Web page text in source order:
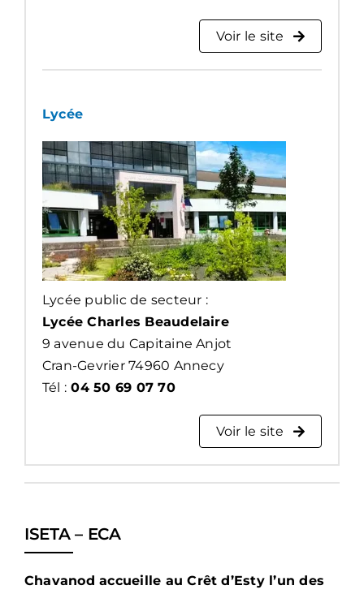
Voir le site
Lycée
Lycée public de secteur :
Lycée Charles Beaudelaire
9 avenue du Capitaine Anjot
Cran-Gevrier 74960 Annecy
Tél : 04 50 69 07 70
Voir le site
ISETA – ECA
Chavanod accueille au Crêt d’Esty l’un des